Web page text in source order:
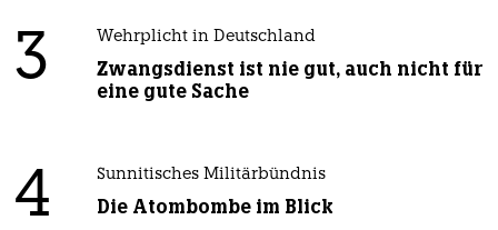
3 Wehrplicht in Deutschland
Zwangsdienst ist nie gut, auch nicht für
eine gute Sache
4 Sunnitisches Militärbündnis
Die Atombombe im Blick